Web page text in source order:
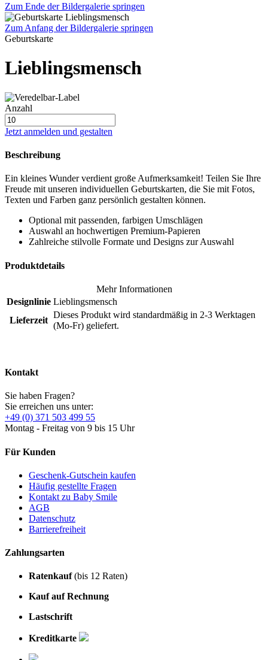
Zum Ende der Bildergalerie springen
Zum Anfang der Bildergalerie springen
Geburtskarte
Lieblingsmensch
Anzahl
Jetzt anmelden und gestalten
Beschreibung
Ein kleines Wunder verdient große Aufmerksamkeit! Teilen Sie Ihre
Freude mit unseren individuellen Geburtskarten, die Sie mit Fotos,
Texten und Farben ganz persönlich gestalten können.
Optional mit passenden, farbigen Umschlägen
Auswahl an hochwertigen Premium-Papieren
Zahlreiche stilvolle Formate und Designs zur Auswahl
Produktdetails
Mehr Informationen
Designlinie Lieblingsmensch
Lieferzeit
Dieses Produkt wird standardmäßig in 2-3 Werktagen
(Mo-Fr) geliefert.
Kontakt
Sie haben Fragen?
Sie erreichen uns unter:
+49 (0) 371 503 499 55
Montag - Freitag von 9 bis 15 Uhr
Für Kunden
Geschenk-Gutschein kaufen
Häufig gestellte Fragen
Kontakt zu Baby Smile
AGB
Datenschutz
Barrierefreiheit
Zahlungsarten
Ratenkauf(bis 12 Raten)
Kauf auf Rechnung
Lastschrift
Kreditkarte